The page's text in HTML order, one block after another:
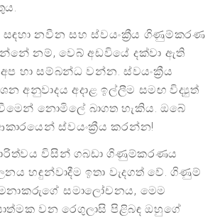
සඳහා නවීන සහ ස්වයංක්‍රීය ගිණුම්කරණ
නම්, වෙබ් අඩවියේ දක්වා ඇති
හා සම්බන්ධ වන්න. ස්වයංක්‍රීය
අනුවාදය අදාළ ඉල්ලීම සමඟ විද්‍යුත්
නොමිලේ බාගත හැකිය. ඔබේ
ස්වයංක්‍රීය කරන්න!
විසින් ගබඩා ගිණුම්කරණය
හඳුන්වාදීම ඉතා වැදගත් වේ. ගිණුම්
සමාලෝචනය, මෙම
වන රෙගුලාසි පිළිබඳ ඔහුගේ